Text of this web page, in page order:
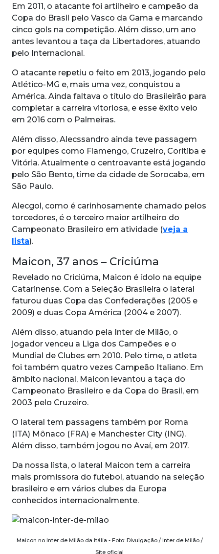
Em 2011, o atacante foi artilheiro e campeão da
Copa do Brasil pelo Vasco da Gama e marcando
cinco gols na competição. Além disso, um ano
antes levantou a taça da Libertadores, atuando
pelo Internacional.
O atacante repetiu o feito em 2013, jogando pelo
Atlético-MG e, mais uma vez, conquistou a
América. Ainda faltava o título do Brasileirão para
completar a carreira vitoriosa, e esse êxito veio
em 2016 com o Palmeiras.
Além disso, Alecssandro ainda teve passagem
por equipes como Flamengo, Cruzeiro, Coritiba e
Vitória. Atualmente o centroavante está jogando
pelo São Bento, time da cidade de Sorocaba, em
São Paulo.
Alecgol, como é carinhosamente chamado pelos
torcedores, é o terceiro maior artilheiro do
Campeonato Brasileiro em atividade (veja a
lista).
Maicon, 37 anos – Criciúma
Revelado no Criciúma, Maicon é ídolo na equipe
Catarinense. Com a Seleção Brasileira o lateral
faturou duas Copa das Confederações (2005 e
2009) e duas Copa América (2004 e 2007).
Além disso, atuando pela Inter de Milão, o
jogador venceu a Liga dos Campeões e o
Mundial de Clubes em 2010. Pelo time, o atleta
foi também quatro vezes Campeão Italiano. Em
âmbito nacional, Maicon levantou a taça do
Campeonato Brasileiro e da Copa do Brasil, em
2003 pelo Cruzeiro.
O lateral tem passagens também por Roma
(ITA) Mônaco (FRA) e Manchester City (ING).
Além disso, também jogou no Avaí, em 2017.
Da nossa lista, o lateral Maicon tem a carreira
mais promissora do futebol, atuando na seleção
brasileiro e em vários clubes da Europa
conhecidos internacionalmente.
Maicon no Inter de Milão da Itália - Foto: Divulgação / Inter de Milão /
Site oficial